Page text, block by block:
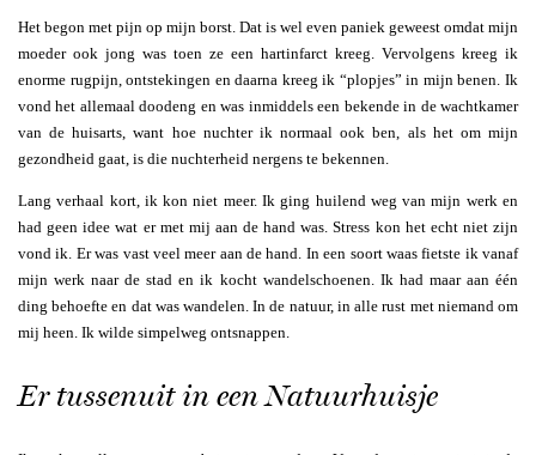
Het begon met pijn op mijn borst. Dat is wel even paniek geweest omdat mijn
moeder ook jong was toen ze een hartinfarct kreeg. Vervolgens kreeg ik
enorme rugpijn, ontstekingen en daarna kreeg ik “plopjes” in mijn benen. Ik
vond het allemaal doodeng en was inmiddels een bekende in de wachtkamer
van de huisarts, want hoe nuchter ik normaal ook ben, als het om mijn
gezondheid gaat, is die nuchterheid nergens te bekennen.
Lang verhaal kort, ik kon niet meer. Ik ging huilend weg van mijn werk en
had geen idee wat er met mij aan de hand was. Stress kon het echt niet zijn
vond ik. Er was vast veel meer aan de hand. In een soort waas fietste ik vanaf
mijn werk naar de stad en ik kocht wandelschoenen. Ik had maar aan één
ding behoefte en dat was wandelen. In de natuur, in alle rust met niemand om
mij heen. Ik wilde simpelweg ontsnappen.
Er tussenuit in een Natuurhuisje